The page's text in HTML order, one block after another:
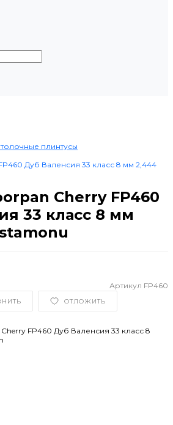
плинтусы
Дуб Валенсия 33 класс 8 мм 2,444
Cherry FP460
33 класс 8 мм
Артикул FP460
ОТЛОЖИТЬ